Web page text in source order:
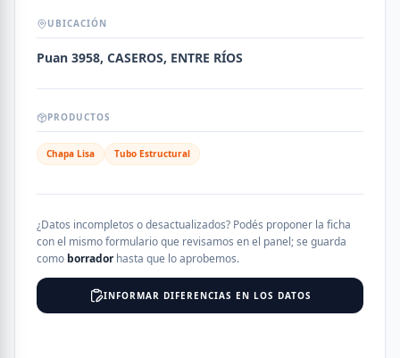
UBICACIÓN
Puan 3958, CASEROS, ENTRE RÍOS
PRODUCTOS
Chapa Lisa Tubo Estructural
¿Datos incompletos o desactualizados? Podés proponer la ficha
con el mismo formulario que revisamos en el panel; se guarda
como borradorhasta que lo aprobemos.
INFORMAR DIFERENCIAS EN LOS DATOS